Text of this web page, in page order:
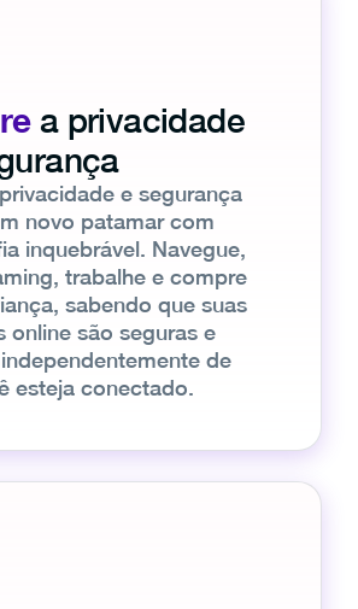
a privacidade
e segurança
novo patamar com
inquebrável. Navegue,
trabalhe e compre
sabendo que suas
online são seguras e
de
esteja conectado.